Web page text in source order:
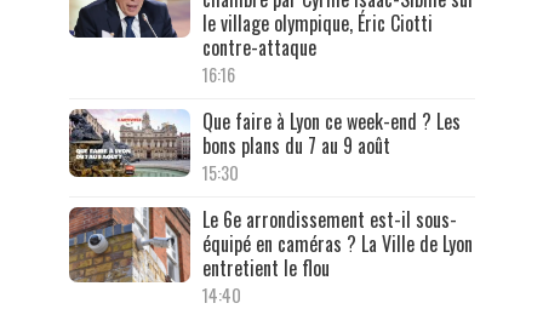
le village olympique, Éric Ciotti
contre-attaque
16:16
Que faire à Lyon ce week-end ? Les
bons plans du 7 au 9 août
15:30
Le 6e arrondissement est-il sous-
équipé en caméras ? La Ville de Lyon
entretient le flou
14:40